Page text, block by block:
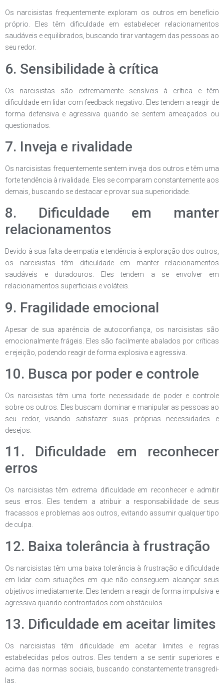
Os narcisistas frequentemente exploram os outros em benefício
próprio. Eles têm dificuldade em estabelecer relacionamentos
saudáveis e equilibrados, buscando tirar vantagem das pessoas ao
seu redor.
6. Sensibilidade à crítica
Os narcisistas são extremamente sensíveis à crítica e têm
dificuldade em lidar com feedback negativo. Eles tendem a reagir de
forma defensiva e agressiva quando se sentem ameaçados ou
questionados.
7. Inveja e rivalidade
Os narcisistas frequentemente sentem inveja dos outros e têm uma
forte tendência à rivalidade. Eles se comparam constantemente aos
demais, buscando se destacar e provar sua superioridade.
8. Dificuldade em manter
relacionamentos
Devido à sua falta de empatia e tendência à exploração dos outros,
os narcisistas têm dificuldade em manter relacionamentos
saudáveis e duradouros. Eles tendem a se envolver em
relacionamentos superficiais e voláteis.
9. Fragilidade emocional
Apesar de sua aparência de autoconfiança, os narcisistas são
emocionalmente frágeis. Eles são facilmente abalados por críticas
e rejeição, podendo reagir de forma explosiva e agressiva.
10. Busca por poder e controle
Os narcisistas têm uma forte necessidade de poder e controle
sobre os outros. Eles buscam dominar e manipular as pessoas ao
seu redor, visando satisfazer suas próprias necessidades e
desejos.
11. Dificuldade em reconhecer
erros
Os narcisistas têm extrema dificuldade em reconhecer e admitir
seus erros. Eles tendem a atribuir a responsabilidade de seus
fracassos e problemas aos outros, evitando assumir qualquer tipo
de culpa.
12. Baixa tolerância à frustração
Os narcisistas têm uma baixa tolerância à frustração e dificuldade
em lidar com situações em que não conseguem alcançar seus
objetivos imediatamente. Eles tendem a reagir de forma impulsiva e
agressiva quando confrontados com obstáculos.
13. Dificuldade em aceitar limites
Os narcisistas têm dificuldade em aceitar limites e regras
estabelecidas pelos outros. Eles tendem a se sentir superiores e
acima das normas sociais, buscando constantemente transgredi-
las.